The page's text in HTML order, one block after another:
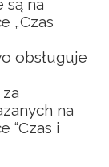
są na
„Czas
obsługuje
na
“Czas i